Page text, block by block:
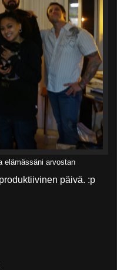
elämässäni arvostan
päivä. :p